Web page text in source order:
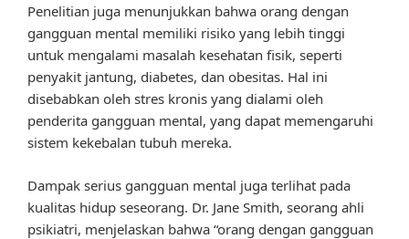
Penelitian juga menunjukkan bahwa orang dengan
gangguan mental memiliki risiko yang lebih tinggi
untuk mengalami masalah kesehatan fisik, seperti
penyakit jantung, diabetes, dan obesitas. Hal ini
disebabkan oleh stres kronis yang dialami oleh
penderita gangguan mental, yang dapat memengaruhi
sistem kekebalan tubuh mereka.
Dampak serius gangguan mental juga terlihat pada
kualitas hidup seseorang. Dr. Jane Smith, seorang ahli
psikiatri, menjelaskan bahwa “orang dengan gangguan